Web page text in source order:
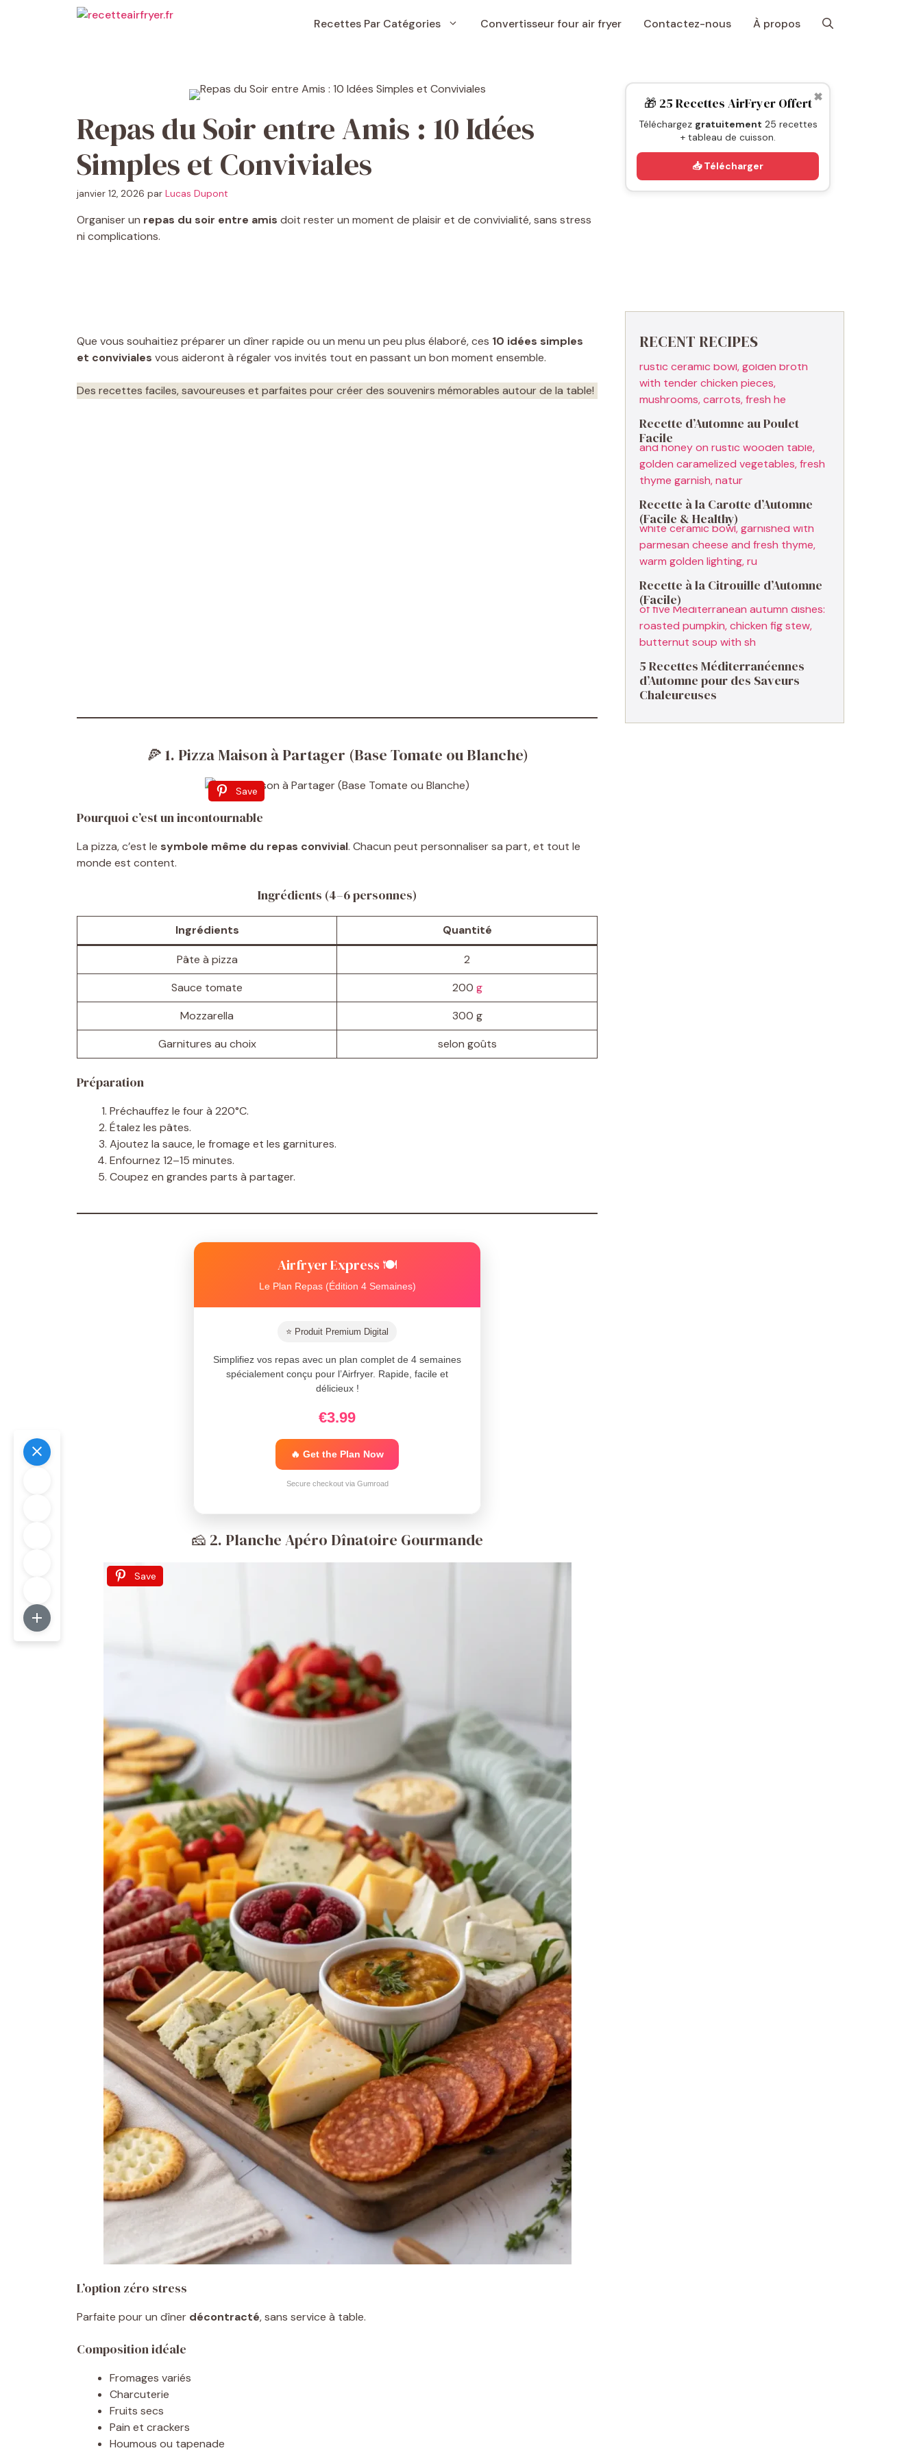
Recettes Par Catégories Convertisseur four air fryer Contactez-nous À propos
Repas du Soir entre Amis : 10 Idées
Simples et Conviviales
janvier 12, 2026 par Lucas Dupont
Organiser un repas du soir entre amis doit rester un moment de plaisir et de convivialité, sans stress
ni complications.
Que vous souhaitiez préparer un dîner rapide ou un menu un peu plus élaboré, ces 10 idées simples
et conviviales vous aideront à régaler vos invités tout en passant un bon moment ensemble.
Des recettes faciles, savoureuses et parfaites pour créer des souvenirs mémorables autour de la table!
🍕 1. Pizza Maison à Partager (Base Tomate ou Blanche)
Save
Pourquoi c’est un incontournable
La pizza, c’est le symbole même du repas convivial. Chacun peut personnaliser sa part, et tout le
monde est content.
Ingrédients (4–6 personnes)
Ingrédients Quantité
Pâte à pizza
2
Sauce tomate
200 g
Mozzarella
300 g
Garnitures au choix
selon goûts
Préparation
Préchauffez le four à 220°C.
Étalez les pâtes.
Ajoutez la sauce, le fromage et les garnitures.
Enfournez 12–15 minutes.
Coupez en grandes parts à partager.
Airfryer Express 🍽️
Le Plan Repas (Édition 4 Semaines)
⭐ Produit Premium Digital
Simplifiez vos repas avec un plan complet de 4 semaines
spécialement conçu pour l’Airfryer. Rapide, facile et
délicieux !
€3.99
🔥 Get the Plan Now
Secure checkout via Gumroad
🧀 2. Planche Apéro Dînatoire Gourmande
Save
L’option zéro stress
Parfaite pour un dîner décontracté, sans service à table.
Composition idéale
Fromages variés
Charcuterie
Fruits secs
Pain et crackers
Houmous ou tapenade
✖
🎁 25 Recettes AirFryer Offert
Téléchargez gratuitement 25 recettes
+ tableau de cuisson.
📥 Télécharger
RECENT RECIPES
Recette d’Automne au Poulet
Facile
Recette à la Carotte d’Automne
(Facile & Healthy)
Recette à la Citrouille d’Automne
(Facile)
5 Recettes Méditerranéennes
d’Automne pour des Saveurs
Chaleureuses